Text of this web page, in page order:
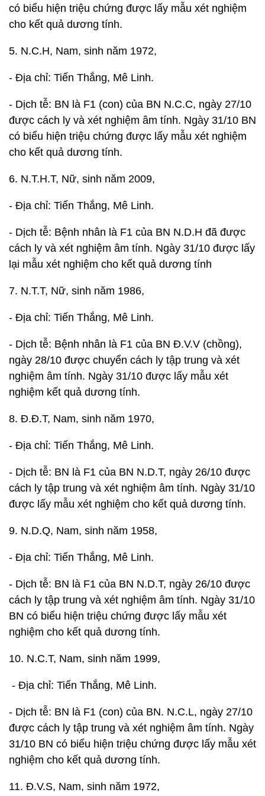
có biểu hiện triệu chứng được lấy mẫu xét nghiệm
cho kết quả dương tính.
5. N.C.H, Nam, sinh năm 1972,
- Địa chỉ: Tiến Thắng, Mê Linh.
- Dịch tễ: BN là F1 (con) của BN N.C.C, ngày 27/10
được cách ly và xét nghiệm âm tính. Ngày 31/10 BN
có biểu hiện triệu chứng được lấy mẫu xét nghiệm
cho kết quả dương tính.
6. N.T.H.T, Nữ, sinh năm 2009,
- Địa chỉ: Tiến Thắng, Mê Linh.
- Dịch tễ: Bệnh nhân là F1 của BN N.D.H đã được
cách ly và xét nghiệm âm tính. Ngày 31/10 được lấy
lại mẫu xét nghiệm cho kết quả dương tính
7. N.T.T, Nữ, sinh năm 1986,
- Địa chỉ: Tiến Thắng, Mê Linh.
- Dịch tễ: Bệnh nhân là F1 của BN Đ.V.V (chồng),
ngày 28/10 được chuyển cách ly tập trung và xét
nghiệm âm tính. Ngày 31/10 được lấy mẫu xét
nghiệm kết quả dương tính.
8. Đ.Đ.T, Nam, sinh năm 1970,
- Địa chỉ: Tiến Thắng, Mê Linh.
- Dịch tễ: BN là F1 của BN N.D.T, ngày 26/10 được
cách ly tập trung và xét nghiệm âm tính. Ngày 31/10
được lấy mẫu xét nghiệm cho kết quả dương tính.
9. N.D.Q, Nam, sinh năm 1958,
- Địa chỉ: Tiến Thắng, Mê Linh.
- Dịch tễ: BN là F1 của BN N.D.T, ngày 26/10 được
cách ly tập trung và xét nghiệm âm tính. Ngày 31/10
BN có biểu hiện triệu chứng được lấy mẫu xét
nghiệm cho kết quả dương tính.
10. N.C.T, Nam, sinh năm 1999,
- Địa chỉ: Tiến Thắng, Mê Linh.
- Dịch tễ: BN là F1 (con) của BN. N.C.L, ngày 27/10
được cách ly tập trung và xét nghiệm âm tính. Ngày
31/10 BN có biểu hiện triệu chứng được lấy mẫu xét
nghiệm cho kết quả dương tính.
11. Đ.V.S, Nam, sinh năm 1972,